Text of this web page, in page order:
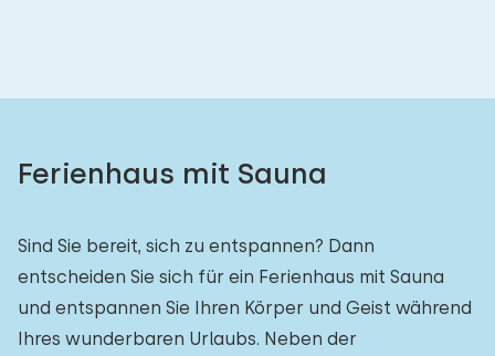
Ferienhaus mit Sauna
Sind Sie bereit, sich zu entspannen? Dann
entscheiden Sie sich für ein Ferienhaus mit Sauna
und entspannen Sie Ihren Körper und Geist während
Ihres wunderbaren Urlaubs. Neben der